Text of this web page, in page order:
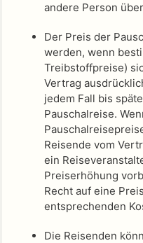
andere Person
Der Preis der
werden, wenn
Treibstoffpreise)
Vertrag
jedem Fall bis
Pauschalreise.
Reisende vom
ein
Preiserhöhung
Recht auf eine
entsprechenden
Die Reisenden